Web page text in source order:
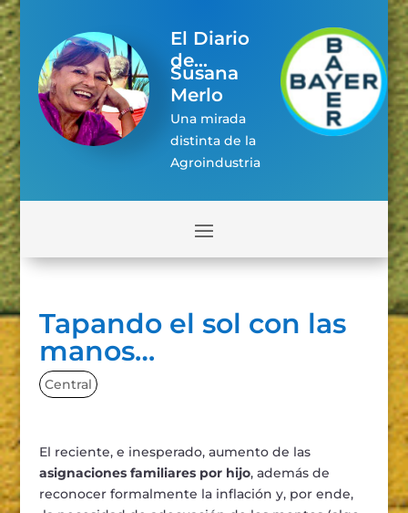
El Diario
de...
Susana
Merlo
Una mirada
distinta de la
Agroindustria
Tapando el sol con las
manos…
Central
El reciente, e inesperado, aumento de las
asignaciones familiares por hijo, además de
reconocer formalmente la inflación y, por ende,